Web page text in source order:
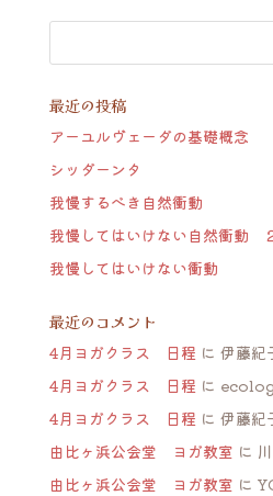
最近の投稿
アーユルヴェーダの基礎概念
シッダーンタ
我慢するべき自然衝動
我慢してはいけない自然衝動
我慢してはいけない衝動
最近のコメント
4月ヨガクラス 日程 に 伊藤紀
4月ヨガクラス 日程 に
4月ヨガクラス 日程 に 伊藤紀
由比ヶ浜公会堂 ヨガ教室 に
由比ヶ浜公会堂 ヨガ教室 に